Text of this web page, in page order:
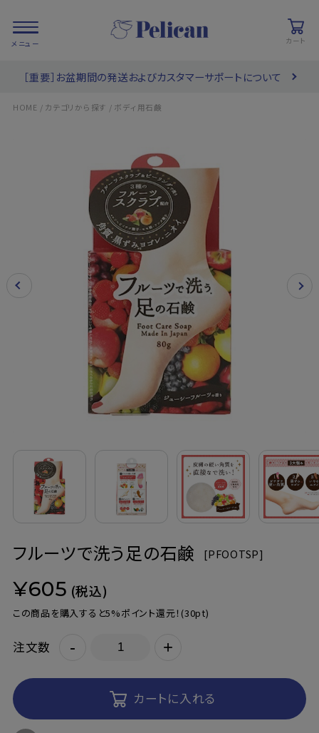
カート
PRODUCTS/ 商品を探す
COLLECTIONS/ ブランド一覧
お問い合わせ
ご利用案内
よくあるご質問
会員登録でお得
NEWS一覧
［重要］お盆期間の発送およびカスタマーサポートについて
HOME / カテゴリから探す / ボディ用石鹸
フルーツで洗う足の石鹸 [PFOOTSP]
¥605 (税込)
この商品を購入すると5%ポイント還元！ (30pt)
注文数 - +
カートに入れる